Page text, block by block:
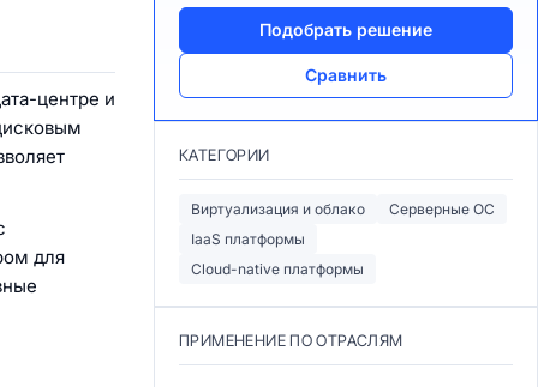
центре и
для
Подобрать решение
Сравнить
КАТЕГОРИИ
Виртуализация и облако
Серверные ОС
IaaS платформы
Cloud-native платформы
ПРИМЕНЕНИЕ ПО ОТРАСЛЯМ